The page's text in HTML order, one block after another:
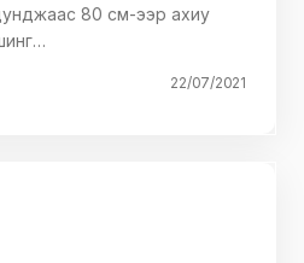
80 см-ээр ахиу
22/07/2021